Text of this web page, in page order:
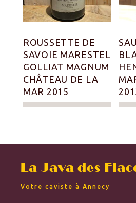
ROUSSETTE DE
SAVOIE MARESTEL
GOLLIAT MAGNUM
CHÂTEAU DE LA
MAR 2015
La Java des
Votre caviste à Annecy